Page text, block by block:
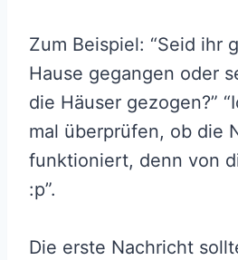
Zum Beispiel: “Seid ihr
Hause gegangen oder
die Häuser gezogen?”
mal überprüfen, ob die
funktioniert, denn von
:p”.
Die erste Nachricht